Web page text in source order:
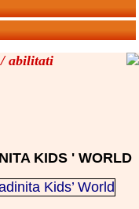
/ abilitati
KIDS ' WORLD